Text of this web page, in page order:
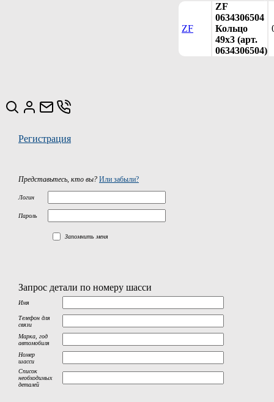
ZF
ZF
0634306504
Кольцо
49х3 (арт.
0634306504)
Регистрация
Представьтесь, кто вы? Или забыли?
Логин
Пароль
Запомнить меня
Запрос детали по номеру шасси
Имя
Телефон для
связи
Марка, год
автомобиля
Номер
шасси
Список
необходимых
деталей